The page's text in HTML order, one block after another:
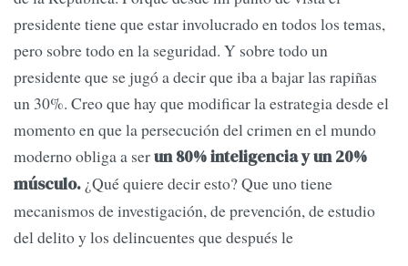
presidente tiene que estar involucrado en todos los temas,
pero sobre todo en la seguridad. Y sobre todo un
presidente que se jugó a decir que iba a bajar las rapiñas
un 30%. Creo que hay que modificar la estrategia desde el
momento en que la persecución del crimen en el mundo
moderno obliga a serun 80% inteligencia y un 20%
músculo. ¿Qué quiere decir esto? Que uno tiene
mecanismos de investigación, de prevención, de estudio
del delito y los delincuentes que después le